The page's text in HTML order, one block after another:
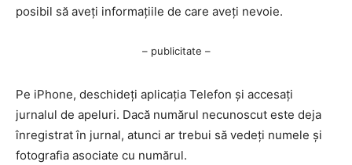
posibil să aveți informațiile de care aveți nevoie.
– publicitate –
Pe iPhone, deschideți aplicația Telefon și accesați
jurnalul de apeluri. Dacă numărul necunoscut este deja
înregistrat în jurnal, atunci ar trebui să vedeți numele și
fotografia asociate cu numărul.